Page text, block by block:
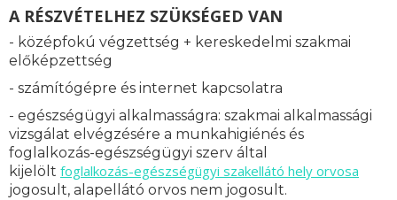
A RÉSZVÉTELHEZ SZÜKSÉGED VAN
- középfokú végzettség + kereskedelmi szakmai
előképzettség
- számítógépre és internet kapcsolatra
- egészségügyi alkalmasságra: szakmai alkalmassági
vizsgálat elvégzésére a munkahigiénés és
foglalkozás-egészségügyi szerv által
kijelölt foglalkozás-egészségügyi szakellátó hely orvosa
jogosult, alapellátó orvos nem jogosult.